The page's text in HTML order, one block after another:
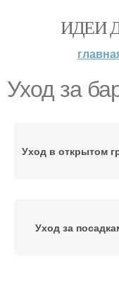
ИДЕИ
Уход за
Уход в открытом
Уход за